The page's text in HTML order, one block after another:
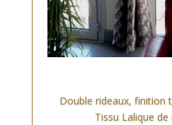
Double rideaux, finition
Tissu Lalique de